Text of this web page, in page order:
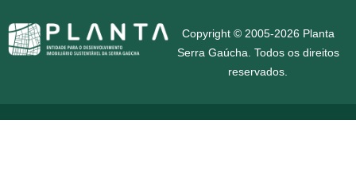
Copyright © 2005-2026 Planta
Serra Gaúcha. Todos os direitos
reservados.